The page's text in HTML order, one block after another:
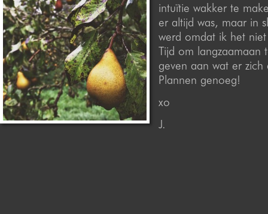
intuïtie wakker te
er altijd was, maar in
werd omdat ik het
Tijd om langzaamaan
geven aan wat er zich
Plannen genoeg!
xo
J.